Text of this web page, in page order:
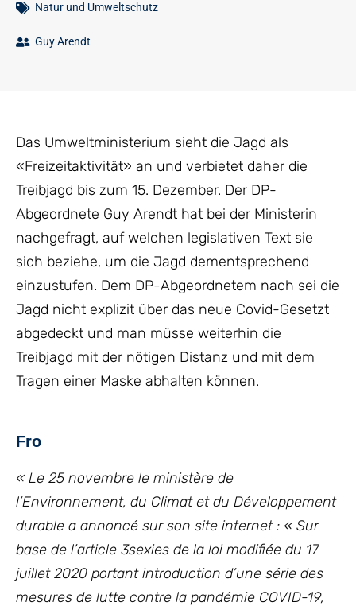
Natur und Umweltschutz
Guy Arendt
Das Umweltministerium sieht die Jagd als
«Freizeitaktivität» an und verbietet daher die
Treibjagd bis zum 15. Dezember. Der DP-
Abgeordnete Guy Arendt hat bei der Ministerin
nachgefragt, auf welchen legislativen Text sie
sich beziehe, um die Jagd dementsprechend
einzustufen. Dem DP-Abgeordnetem nach sei die
Jagd nicht explizit über das neue Covid-Gesetzt
abgedeckt und man müsse weiterhin die
Treibjagd mit der nötigen Distanz und mit dem
Tragen einer Maske abhalten können.
Fro
« Le 25 novembre le ministère de
l’Environnement, du Climat et du Développement
durable a annoncé sur son site internet : « Sur
base de l’article 3sexies de la loi modifiée du 17
juillet 2020 portant introduction d’une série des
mesures de lutte contre la pandémie COVID-19,